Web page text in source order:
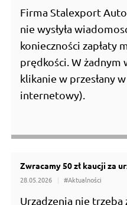
Firma Stalexport
nie wysłyła
konieczności zapłaty
prędkości. W żadnym
klikanie w przesłany
internetowy).
Zwracamy 50 zł kaucji za
28.05.2026 #Aktualności
Urządzenia nie trzeba